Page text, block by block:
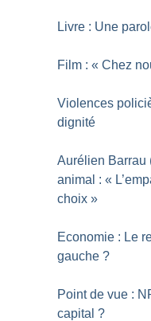
Livre : Une
Film : « Chez
Violences
dignité
Aurélien Barrau
animal : «
choix »
Economie : Le
gauche ?
Point de vue :
capital ?